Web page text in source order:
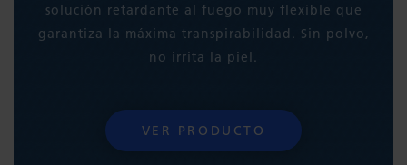
solución retardante al fuego muy flexible que
garantiza la máxima transpirabilidad. Sin polvo,
no irrita la piel.
VER PRODUCTO